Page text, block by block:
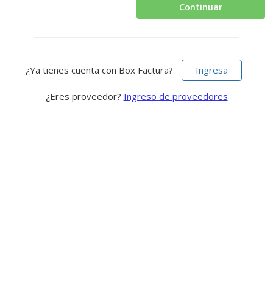
Continuar
¿Ya tienes cuenta con Box Factura? Ingresa
¿Eres proveedor? Ingreso de proveedores